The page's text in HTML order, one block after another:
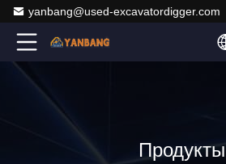
yanbang@used-excavatordigger.com
Продукты